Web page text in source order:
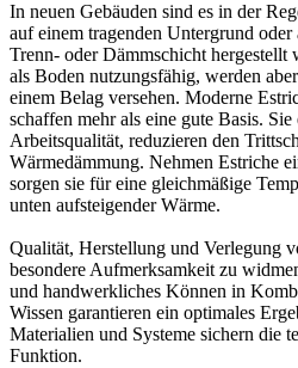
In neuen Gebäuden sind es in der
auf einem tragenden Untergrund
Trenn- oder Dämmschicht hergestellt
als Boden nutzungsfähig, werden
einem Belag versehen. Moderne
schaffen mehr als eine gute Basis.
Arbeitsqualität, reduzieren den
Wärmedämmung. Nehmen Estriche
sorgen sie für eine gleichmäßige
unten aufsteigender Wärme.
Qualität, Herstellung und Verlegung
besondere Aufmerksamkeit zu
und handwerkliches Können in
Wissen garantieren ein optimales
Materialien und Systeme sichern die
Funktion.